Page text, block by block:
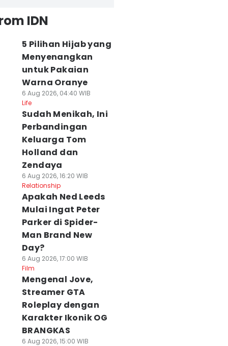
IDN
5 Pilihan Hijab yang
Menyenangkan
untuk Pakaian
Warna Oranye
6 Aug 2026, 04:40 WIB
Life
Sudah Menikah, Ini
Perbandingan
Keluarga Tom
Holland dan
Zendaya
6 Aug 2026, 16:20 WIB
Relationship
Apakah Ned Leeds
Mulai Ingat Peter
Parker di Spider-
Man Brand New
Day?
6 Aug 2026, 17:00 WIB
Film
Mengenal Jove,
Streamer GTA
Roleplay dengan
Karakter Ikonik OG
BRANGKAS
6 Aug 2026, 15:00 WIB